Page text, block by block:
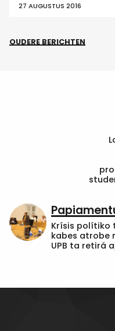
27 AUGUSTUS 2016
OUDERE BERICHTEN
Krísis polítiko
kabes atrobe
UPB ta retirá